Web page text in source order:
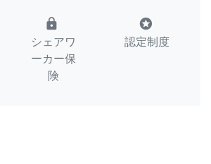
lock
シェアワ
ーカー保
険
stars
認定制度